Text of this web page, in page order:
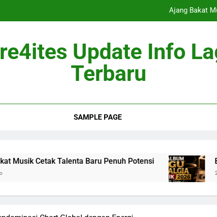
Ajang Bakat
Industri
Update Info
Terbaru
SAMPLE PAGE
Talenta Baru Penuh Potensi Berita Musik
2 Months Ago